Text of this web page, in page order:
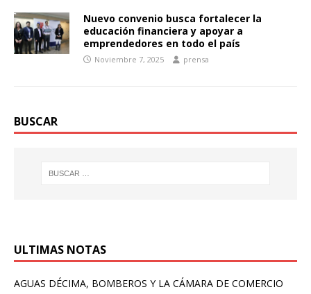
Nuevo convenio busca fortalecer la
educación financiera y apoyar a
emprendedores en todo el país
Noviembre 7, 2025 prensa
BUSCAR
ULTIMAS NOTAS
AGUAS DÉCIMA, BOMBEROS Y LA CÁMARA DE COMERCIO